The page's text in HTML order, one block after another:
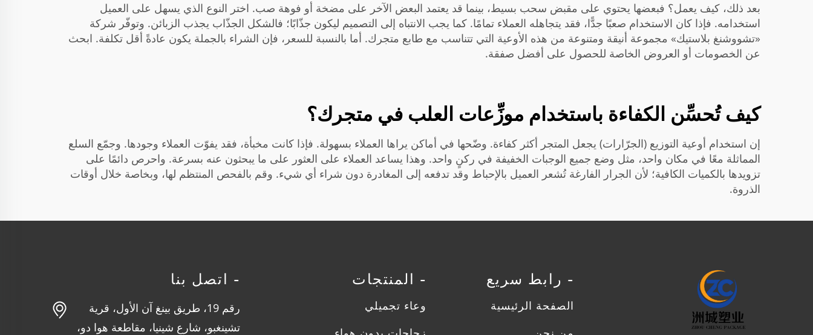
بعد ذلك، كيف يعمل؟ فبعضها يحتوي على مقبض سحب بسيط، بينما قد يعتمد البعض الآخر على مضخة أو فوهة صب. اختر النوع الذي يسهل على العميل
استخدامه. فإذا كان الاستخدام صعبًا جدًّا، فقد يتجاهله العملاء تمامًا. كما يجب الانتباه إلى التصميم ليكون جذّابًا؛ فالشكل الجذّاب يجذب الزبائن. وتوفّر شركة
«تشووشنغ بلاستيك» مجموعة أنيقة ومتنوعة من هذه الأوعية التي تتناسب مع طابع متجرك. أما بالنسبة للسعر، فإن الشراء بالجملة يكون عادةً أقل تكلفة. ابحث
عن الخصومات أو العروض الخاصة للحصول على أفضل صفقة.
كيف تُحسِّن الكفاءة باستخدام موزِّعات العلب في متجرك؟
إن استخدام أوعية التوزيع (الجرّارات) يجعل المتجر أكثر كفاءة. وضّحها في أماكن يراها العملاء بسهولة. فإذا كانت مخبأة، فقد يفوّت العملاء وجودها. وجمّع السلع
المماثلة معًا في مكان واحد، مثل وضع جميع الوجبات الخفيفة في ركنٍ واحد. وهذا يساعد العملاء على العثور على ما يبحثون عنه بسرعة. واحرص دائمًا على
تزويدها بالكميات الكافية؛ لأن الجرار الفارغة تُشعر العميل بالإحباط وقد تدفعه إلى المغادرة دون شراء أي شيء. وقم بالفحص المنتظم لها، وبخاصة خلال أوقات
الذروة.
- رابط سريع
الصفحة الرئيسية
- المنتجات
وعاء تجميلي
- اتصل بنا
رقم 19، طريق بينغ آن الأول، قرية
تشينغبو، شارع شينيا، مقاطعة هوا دو،